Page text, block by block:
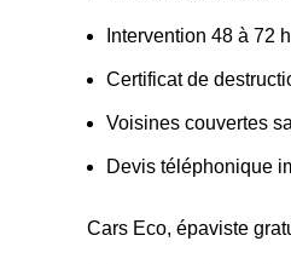
Intervention 48 à 72
Certificat de
Voisines couvertes
Devis téléphonique
Cars Eco, épaviste